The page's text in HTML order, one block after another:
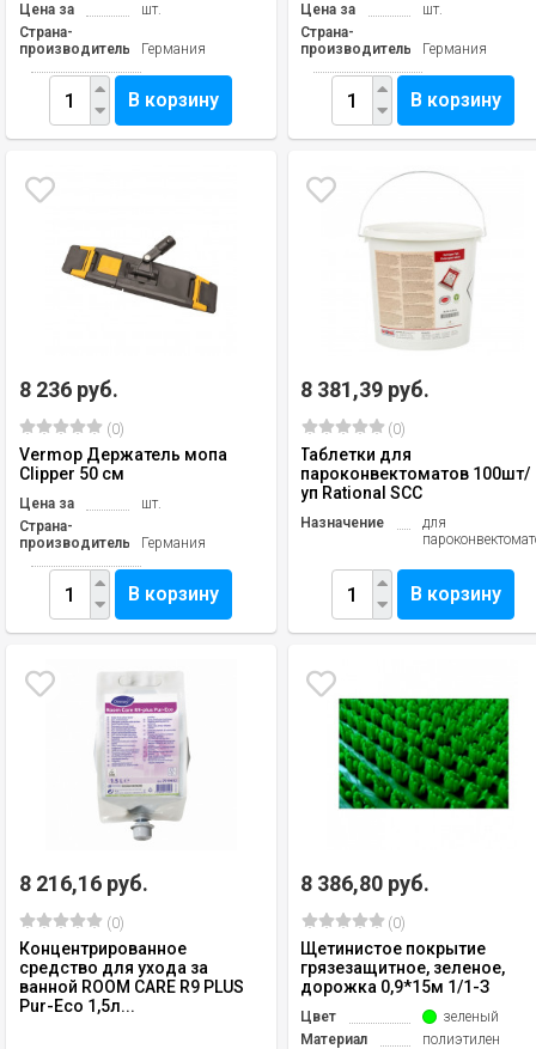
Цена за
шт.
Страна-
производитель
Германия
В корзину
Цена за
шт.
Страна-
производитель
Германия
В корзину
8 236 руб.
(0)
Vermop Держатель мопа
Clipper 50 см
Цена за
шт.
Страна-
производитель
Германия
В корзину
8 381,39 руб.
(0)
Таблетки для
пароконвектоматов 100шт/
уп Rational SCC
Назначение
для
В корзину
8 216,16 руб.
(0)
Концентрированное
средство для ухода за
ванной ROOM CARE R9 PLUS
Pur-Eco 1,5л...
8 386,80 руб.
(0)
Щетинистое покрытие
грязезащитное, зеленое,
дорожка 0,9*15м 1/1-З
Цвет
зеленый
Материал
полиэтилен